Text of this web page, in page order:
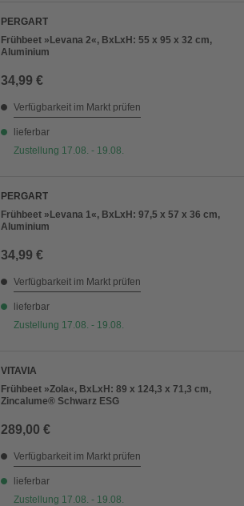
PERGART
Frühbeet »Levana 2«, BxLxH: 55 x 95 x 32 cm,
Aluminium
34,99 €
Verfügbarkeit im Markt prüfen
lieferbar
Zustellung 17.08. - 19.08.
PERGART
Frühbeet »Levana 1«, BxLxH: 97,5 x 57 x 36 cm,
Aluminium
34,99 €
Verfügbarkeit im Markt prüfen
lieferbar
Zustellung 17.08. - 19.08.
VITAVIA
Frühbeet »Zola«, BxLxH: 89 x 124,3 x 71,3 cm,
Zincalume® Schwarz ESG
289,00 €
Verfügbarkeit im Markt prüfen
lieferbar
Zustellung 17.08. - 19.08.